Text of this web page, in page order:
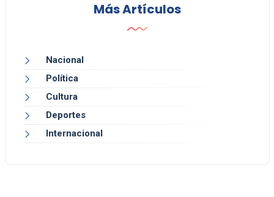
Más Artículos
Nacional
Política
Cultura
Deportes
Internacional